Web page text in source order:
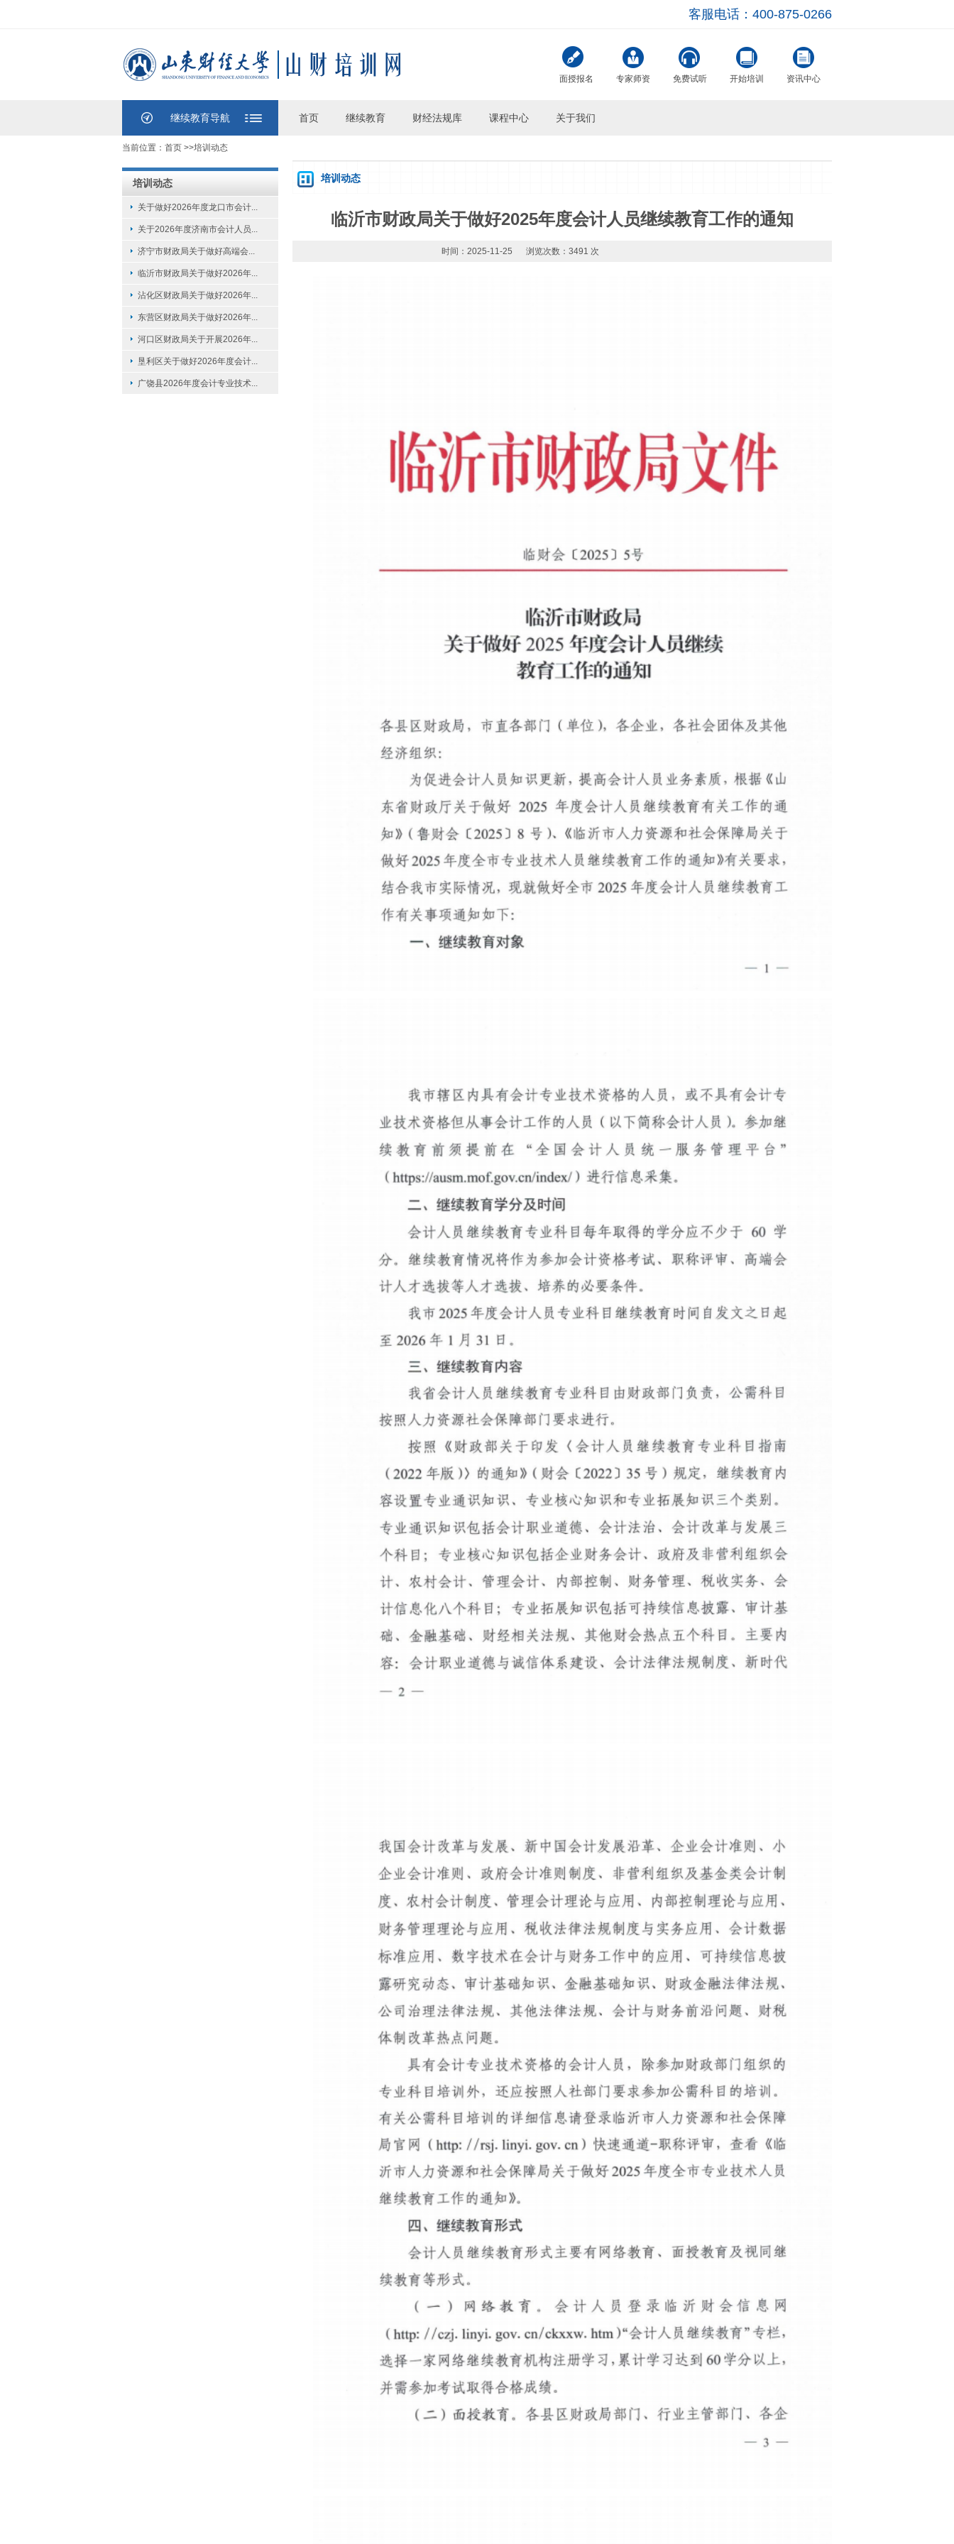
客服电话：400-875-0266
面授报名 专家师资 免费试听 开始培训 资讯中心
继续教育导航 首页 继续教育 财经法规库 课程中心 关于我们
当前位置： 首页 >>培训动态
培训动态
关于做好2026年度龙口市会计...
关于2026年度济南市会计人员...
济宁市财政局关于做好高端会...
临沂市财政局关于做好2026年...
沾化区财政局关于做好2026年...
东营区财政局关于做好2026年...
河口区财政局关于开展2026年...
垦利区关于做好2026年度会计...
广饶县2026年度会计专业技术...
培训动态
临沂市财政局关于做好2025年度会计人员继续教育工作的通知
时间：2025-11-25 浏览次数：3491 次